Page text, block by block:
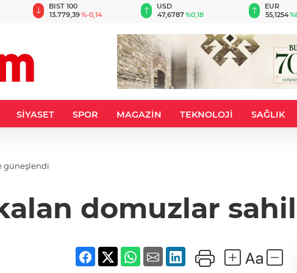
BIST 100
13.779,39%-0,14
USD
47,6787%0,18
EUR
55,1254
SİYASET SPOR MAGAZİN TEKNOLOJİ SAĞLIK
güneşlendi
domuzlar